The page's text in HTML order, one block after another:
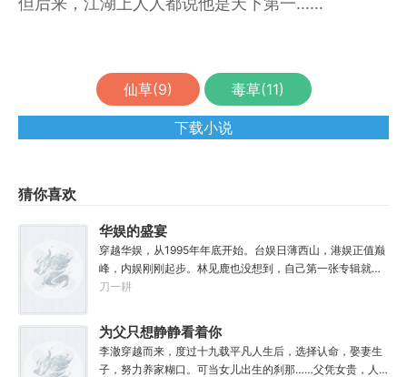
仙草(9) 毒草(11)
下载小说
猜你喜欢
华娱的盛宴
穿越华娱，从1995年年底开始。台娱日薄西山，港娱正值巅
峰，内娱刚刚起步。林见鹿也没想到，自己第一张专辑就直
接打穿了两岸三地，直接封王了。这还怎么退休？
刀一耕
为父只想静静看着你
长生
李澈穿越而来，度过十九载平凡人生后，选择认命，娶妻生
子，努力养家糊口。可当女儿出生的刹那……父凭女贵，人